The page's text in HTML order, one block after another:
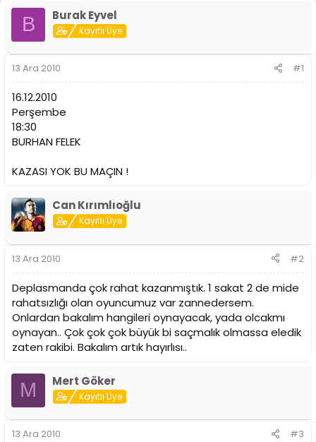
u
y
u
B
a
ş
l
a
t
a
n
a
n
ı
t
B Burak Eyvel
Kayıtlı Üye
13 Ara 2010 #1
16.12.2010
Perşembe
18:30
BURHAN FELEK
KAZASI YOK BU MAÇIN !
Can Kırımlıoğlu
Kayıtlı Üye
13 Ara 2010 #2
Deplasmanda çok rahat kazanmıştık. 1 sakat 2 de mide
rahatsızlığı olan oyuncumuz var zannedersem.
Onlardan bakalım hangileri oynayacak, yada olcakmı
oynayan.. Çok çok çok büyük bi saçmalık olmassa eledik
zaten rakibi. Bakalım artık hayırlısı..
M Mert Göker
Kayıtlı Üye
13 Ara 2010 #3